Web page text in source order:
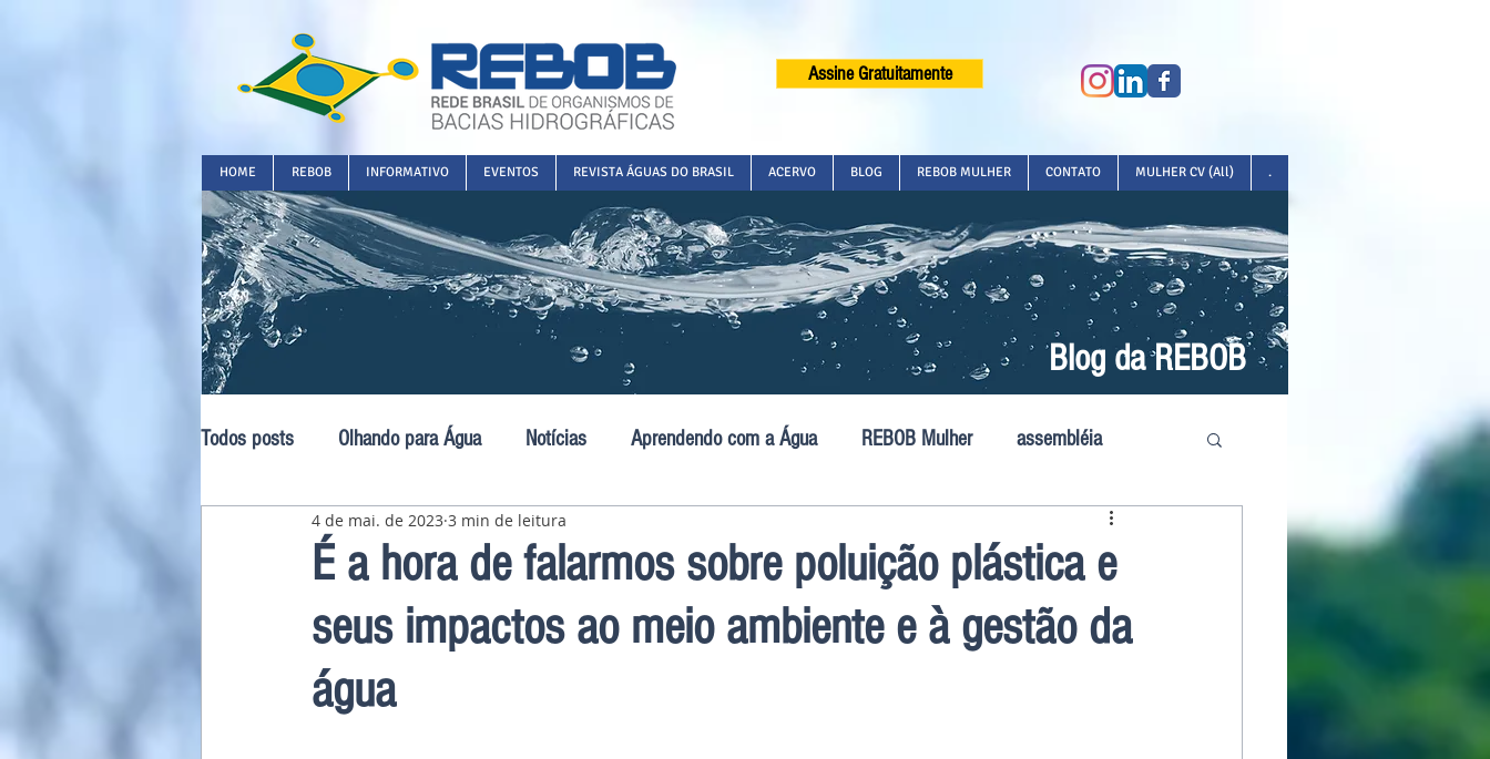
Assine Gratuitamente
HOME REBOB INFORMATIVO EVENTOS REVISTA ÁGUAS DO BRASIL ACERVO BLOG REBOB MULHER CONTATO MULHER CV (All) .
Blog da REBOB
Todos posts Olhando para Água Notícias Aprendendo com a Água REBOB Mulher assembléia
Pavilhão Latino-Americano
É a hora de falarmos sobre poluição plástica e
seus impactos ao meio ambiente e à gestão da
água
4 de mai. de 2023 3 min de leitura